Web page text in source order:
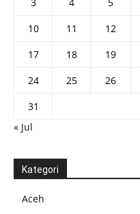
10
11 12
17
18 19
24
25 26
31
« Jul
Kategori
Aceh